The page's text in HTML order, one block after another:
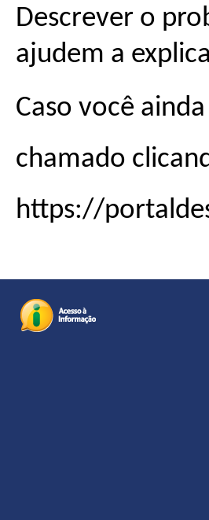
Descrever o
ajudem a
Caso você
chamado
https://